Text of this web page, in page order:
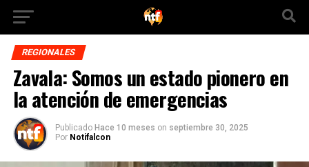
REGIONALES
Zavala: Somos un estado pionero en
la atención de emergencias
Publicado Hace 10 meses on septiembre 30, 2025
Por Notifalcon